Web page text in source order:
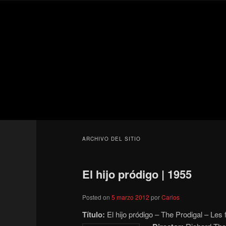
ARCHIVO DEL SITIO
El hijo pródigo | 1955
Posted on5 marzo 2012 porCarlos
Título: El hijo pródigo – The Prodigal – Les